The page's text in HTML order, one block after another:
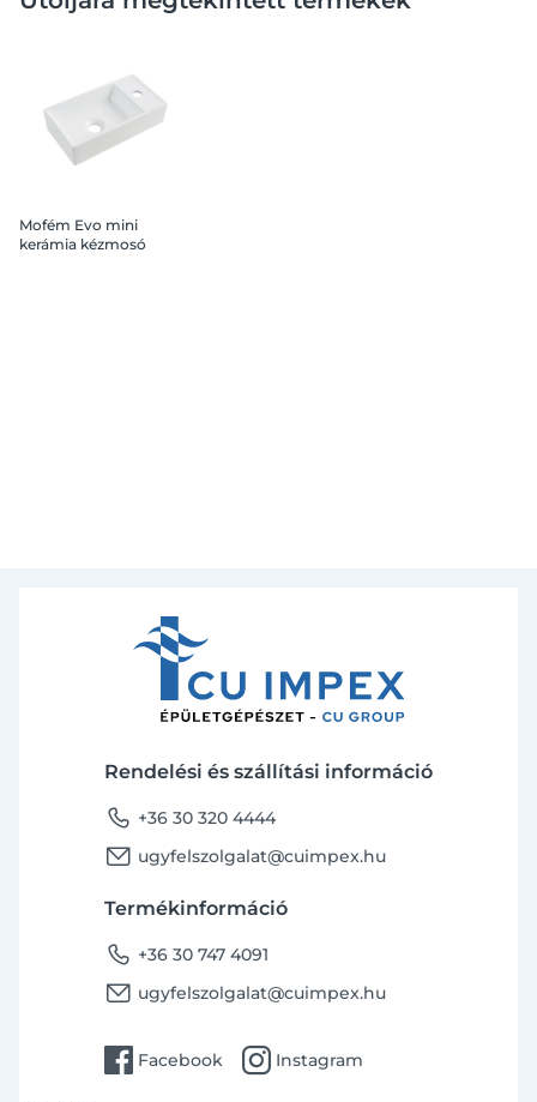
Mofém Evo mini
kerámia kézmosó
Rendelési és szállítási információ
phone +36 30 320 4444
email ugyfelszolgalat@cuimpex.hu
Termékinformáció
phone +36 30 747 4091
email ugyfelszolgalat@cuimpex.hu
facebook Facebook instagram Instagram